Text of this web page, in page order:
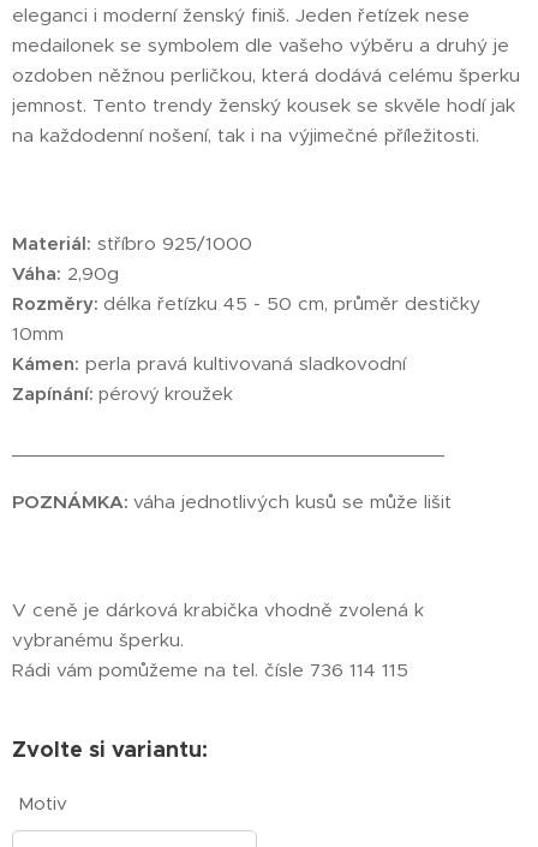
eleganci i moderní ženský finiš. Jeden řetízek nese
medailonek se symbolem dle vašeho výběru a druhý je
ozdoben něžnou perličkou, která dodává celému šperku
jemnost. Tento trendy ženský kousek se skvěle hodí jak
na každodenní nošení, tak i na výjimečné příležitosti.
Materiál: stříbro 925/1000
Váha: 2,90g
Rozměry: délka řetízku 45 - 50 cm, průměr destičky
10mm
Kámen: perla pravá kultivovaná sladkovodní
Zapínání: pérový kroužek
POZNÁMKA: váha jednotlivých kusů se může lišit
V ceně je dárková krabička vhodně zvolená k
vybranému šperku.
Rádi vám pomůžeme na tel. čísle 736 114 115
Zvolte si variantu:
Motiv